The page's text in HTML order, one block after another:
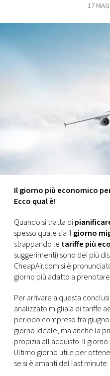
CONCORSI
EVENTI
TV
PRINCIPATO
MONACO
RMC
CONSIGLIA
17
Il giorno più economico
Ecco qual è!
Quando si tratta di
spesso quale sia il giorno
strappando le tariffe più
suggerimenti) sono dei più
CheapAir.com si è
giorno più adatto a
Per arrivare a questa
analizzato migliaia di tariffe
periodo compreso tra
giorno ideale, ma anche la
propizia all’acquisto. Il
Ultimo giorno utile per
se si è amanti del last minute.